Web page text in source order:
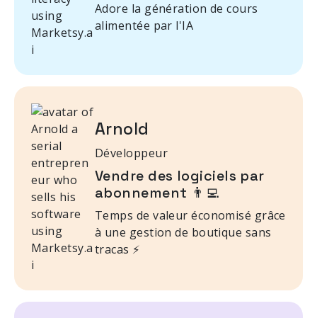
Adore la génération de cours
alimentée par l'IA
Arnold
Développeur
Vendre des logiciels par
abonnement 👨‍💻
Temps de valeur économisé grâce
à une gestion de boutique sans
tracas ⚡